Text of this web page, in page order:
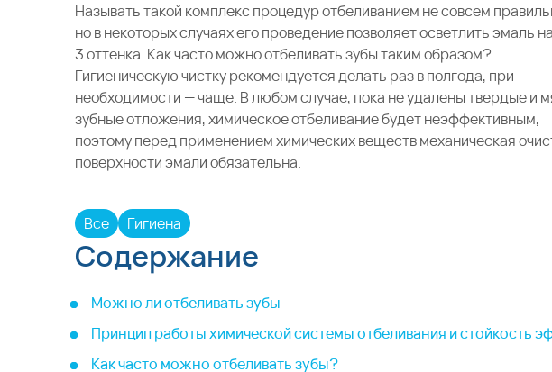
Называть такой комплекс процедур отбеливанием не совсем
но в некоторых случаях его проведение позволяет осветлить эмаль
3 оттенка. Как часто можно отбеливать зубы таким образом?
Гигиеническую чистку рекомендуется делать раз в полгода, при
необходимости — чаще. В любом случае, пока не удалены твердые и
зубные отложения, химическое отбеливание будет неэффективным,
поэтому перед применением химических веществ механическая
поверхности эмали обязательна.
Все Гигиена
Содержание
Можно ли отбеливать зубы
Принцип работы химической системы отбеливания и стойкость
Как часто можно отбеливать зубы?